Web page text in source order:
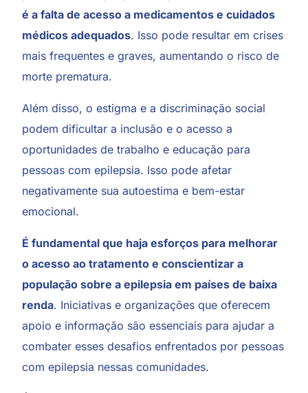
é a falta de acesso a medicamentos e cuidados
médicos adequados. Isso pode resultar em crises
mais frequentes e graves, aumentando o risco de
morte prematura.
Além disso, o estigma e a discriminação social
podem dificultar a inclusão e o acesso a
oportunidades de trabalho e educação para
pessoas com epilepsia. Isso pode afetar
negativamente sua autoestima e bem-estar
emocional.
É fundamental que haja esforços para melhorar
o acesso ao tratamento e conscientizar a
população sobre a epilepsia em países de baixa
renda. Iniciativas e organizações que oferecem
apoio e informação são essenciais para ajudar a
combater esses desafios enfrentados por pessoas
com epilepsia nessas comunidades.